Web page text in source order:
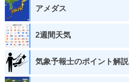
アメダス
2週間天気
気象予報士のポイント解説